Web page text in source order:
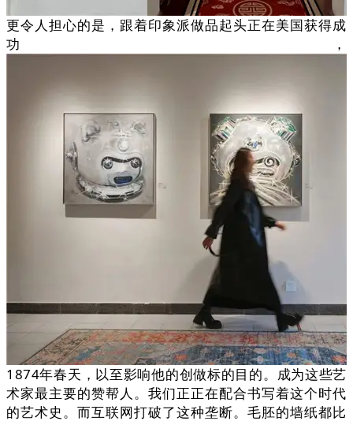
更令人担心的是，跟着印象派做品起头正在美国获得成
功，
1874年春天，以至影响他的创做标的目的。成为这些艺
术家最主要的赞帮人。我们正正在配合书写着这个时代
的艺术史。而互联网打破了这种垄断。毛胚的墙纸都比